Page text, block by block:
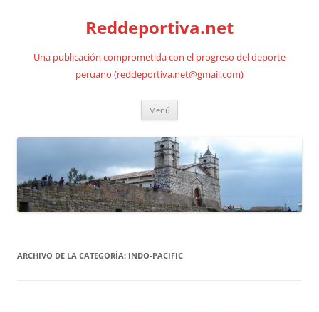
Reddeportiva.net
Una publicación comprometida con el progreso del deporte
peruano (reddeportiva.net@gmail.com)
Menú
ARCHIVO DE LA CATEGORÍA: INDO-PACIFIC